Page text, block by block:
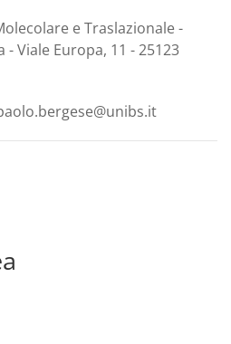
e Traslazionale -
Viale Europa, 11 - 25123